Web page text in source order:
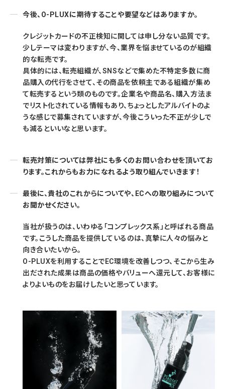
今後、O-PLUXに期待することや要望などはありますか。
クレジットカードの不正検知に関しては申し分ない品質です。
少しテーマは変わりますが、今、業界を悩ませているのが組織
的な転売です。
具体的には、転売組織が、SNSなどで集めた不特定多数に商
品購入の代行をさせて、その商品を依頼主である組織が集め
て転売するという類のものです。企業名や商品名、購入方法ま
でリスト化されている情報もあり、ちょっとしたアルバイトのよ
うな感じで募集されていますが、今後こういった不正が少しで
も減るといいなと思います。
転売対策については弊社にも多くのお問い合わせを頂いてお
ります。これからもお力になれるよう取り組んでいきます！
最後に、貴社のこれからについてや、ECへの取り組みについて
お聞かせください。
当社が扱うのは、いわゆる「コンプレックス系」と呼ばれる商品
です。こうした商品を提供しているのは、真摯に人々の悩みと
向き合いたいから。
O-PLUXを利用することでEC環境を改善しつつ、そこから生み
出だされた成果は商品の価格やバリューへ還元して、お客様に
よりよいものをお届けしたいと思っています。